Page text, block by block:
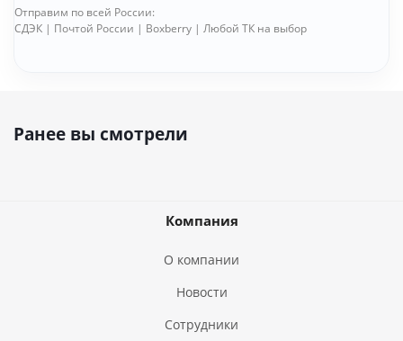
Отправим по всей России:
СДЭК | Почтой России | Boxberry | Любой ТК на выбор
Ранее вы смотрели
Компания
О компании
Новости
Сотрудники